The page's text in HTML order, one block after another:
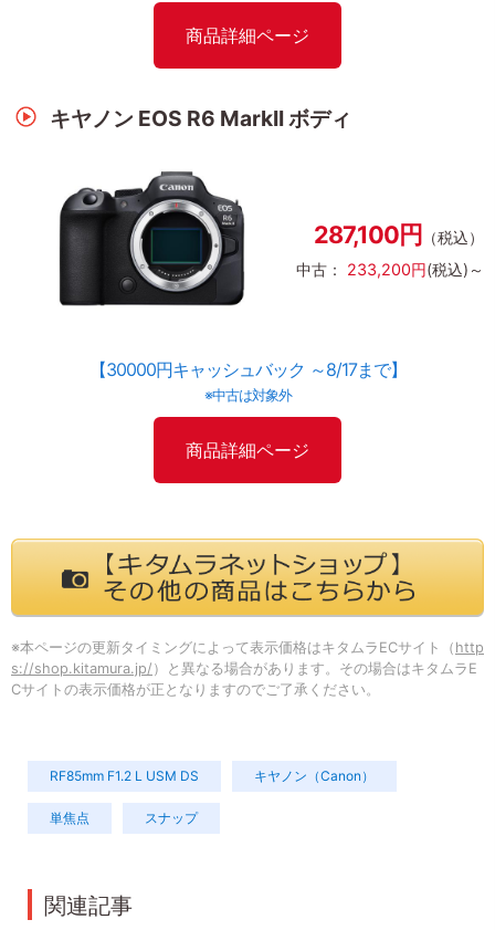
商品詳細ページ
キヤノン EOS R6 MarkII ボディ
287,100円 （税込）
中古： 233,200円(税込)～
【30000円キャッシュバック ～8/17まで】
※中古は対象外
商品詳細ページ
※本ページの更新タイミングによって表示価格はキタムラECサイト（ http
s://shop.kitamura.jp/ ）と異なる場合があります。その場合はキタムラE
Cサイトの表示価格が正となりますのでご了承ください。
RF85mm F1.2 L USM DS キヤノン（Canon）
単焦点 スナップ
関連記事